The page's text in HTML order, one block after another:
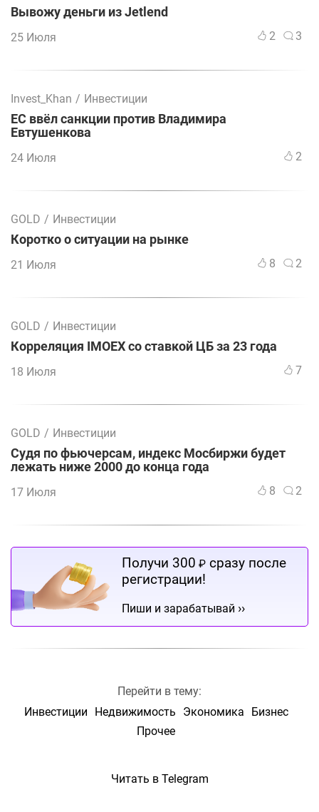
Вывожу деньги из Jetlend
25 Июля 2 3
Invest_Khan / Инвестиции
ЕС ввёл санкции против Владимира
Евтушенкова
24 Июля 2
GOLD / Инвестиции
Коротко о ситуации на рынке
21 Июля 8 2
GOLD / Инвестиции
Корреляция IMOEX со ставкой ЦБ за 23 года
18 Июля 7
GOLD / Инвестиции
Судя по фьючерсам, индекс Мосбиржи будет
лежать ниже 2000 до конца года
17 Июля 8 2
Получи 300 ₽ сразу после
регистрации!
Пиши и зарабатывай ››
Перейти в тему:
Инвестиции
Недвижимость Экономика
Бизнес
Прочее
Читать в Telegram